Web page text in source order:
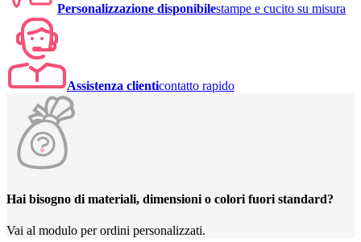
Personalizzazione disponibilestampe e cucito su misura
Assistenza clienticontatto rapido
Hai bisogno di materiali, dimensioni o colori fuori standard?
Vai al modulo per ordini personalizzati.